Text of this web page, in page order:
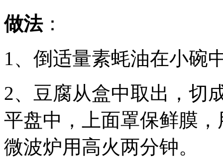
做法：
1、倒适量素蚝油在小碗
2、豆腐从盒中取出，切
平盘中，上面罩保鲜膜
微波炉用高火两分钟。